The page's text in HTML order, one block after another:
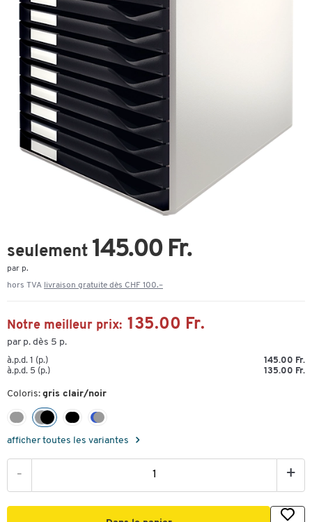
seulement 145.00 Fr.
par p.
hors TVA livraison gratuite dès CHF 100.–
Notre meilleur prix: 135.00 Fr.
par p. dès 5 p.
à.p.d. 1 (p.)
145.00 Fr.
à.p.d. 5 (p.)
135.00 Fr.
Coloris: gris clair/noir
afficher toutes les variantes
- +